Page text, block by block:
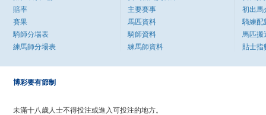
賠率
賽果
騎師分場表
練馬師分場表
主要賽事
馬匹資料
騎師資料
練馬師資料
初出馬
騎練配
馬匹搬
貼士指
博彩要有節制
未滿十八歲人士不得投注或進入可投注的地方。